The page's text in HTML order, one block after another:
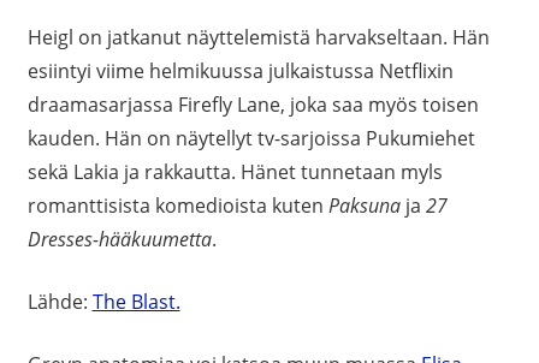
Heigl on jatkanut näyttelemistä harvakseltaan. Hän
esiintyi viime helmikuussa julkaistussa Netflixin
draamasarjassa Firefly Lane, joka saa myös toisen
kauden. Hän on näytellyt tv-sarjoissa Pukumiehet
sekä Lakia ja rakkautta. Hänet tunnetaan myls
romanttisista komedioista kuten Paksunaja 27
Dresses-hääkuumetta.
Lähde: The Blast.